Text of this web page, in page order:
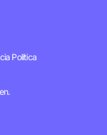
Política